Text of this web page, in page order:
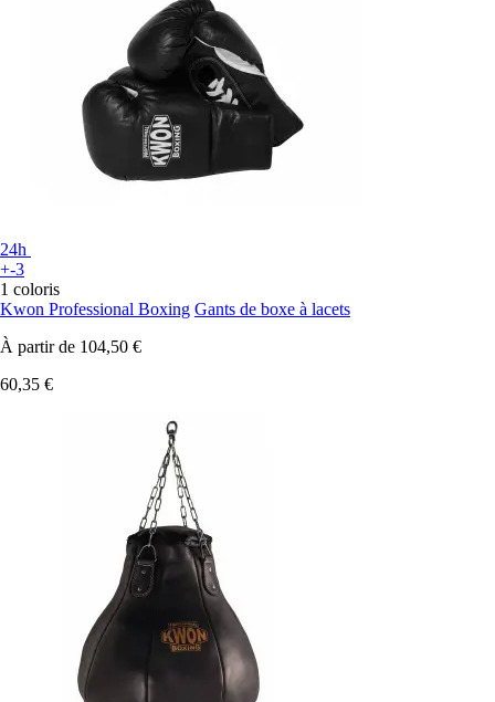
24h
+-3
1 coloris
Kwon Professional Boxing Gants de boxe à lacets
À partir de 104,50 €
60,35 €